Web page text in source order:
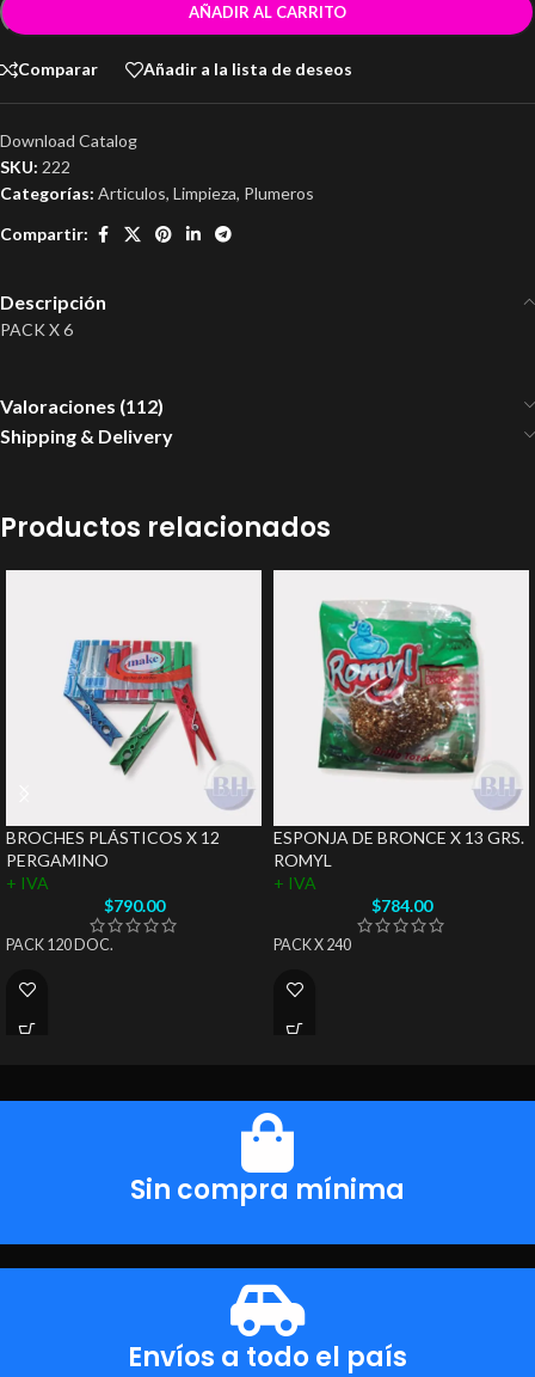
AÑADIR AL CARRITO
Comparar Añadir a la lista de deseos
Download Catalog
SKU: 222
Categorías: Articulos, Limpieza, Plumeros
Compartir:
Descripción
PACK X 6
Valoraciones (112)
Shipping & Delivery
Productos relacionados
BROCHES PLÁSTICOS X 12
PERGAMINO
+ IVA
$790.00
PACK 120 DOC.
ESPONJA DE BRONCE X 13 GRS.
ROMYL
+ IVA
$784.00
PACK X 240
Sin compra mínima
Envíos a todo el país